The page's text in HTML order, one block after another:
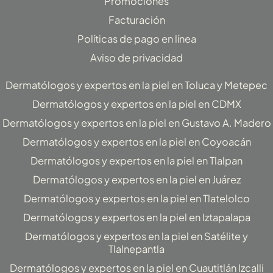
m
k
-
f
Facturación
Políticas de pago en línea
Aviso de privacidad
Dermatólogos y expertos en la piel en Toluca y Metepec
Dermatólogos y expertos en la piel en CDMX
Dermatólogos y expertos en la piel en Gustavo A. Madero
Dermatólogos y expertos en la piel en Coyoacán
Dermatólogos y expertos en la piel en Tlalpan
Dermatólogos y expertos en la piel en Juárez
Dermatólogos y expertos en la piel en Tlatelolco
Dermatólogos y expertos en la piel en Iztapalapa
Dermatólogos y expertos en la piel en Satélite y
Tlalnepantla
Dermatólogos y expertos en la piel en Cuautitlán Izcalli